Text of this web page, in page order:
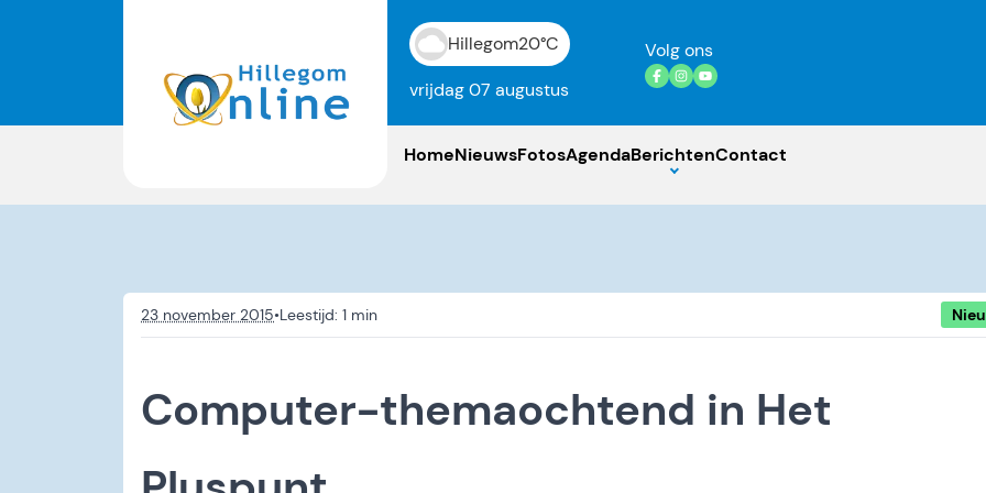
Hillegom20°C
vrijdag 07 augustus
Volg ons
HomeNieuwsFotosAgendaBerichtenContact
23 november 2015•
Computer-themaochtend in Het